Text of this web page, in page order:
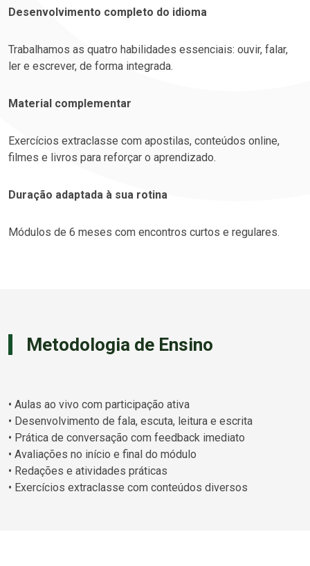
Desenvolvimento completo do idioma
Trabalhamos as quatro habilidades essenciais: ouvir, falar,
ler e escrever, de forma integrada.
Material complementar
Exercícios extraclasse com apostilas, conteúdos online,
filmes e livros para reforçar o aprendizado.
Duração adaptada à sua rotina
Módulos de 6 meses com encontros curtos e regulares.
Metodologia de Ensino
• Aulas ao vivo com participação ativa
• Desenvolvimento de fala, escuta, leitura e escrita
• Prática de conversação com feedback imediato
• Avaliações no início e final do módulo
• Redações e atividades práticas
• Exercícios extraclasse com conteúdos diversos